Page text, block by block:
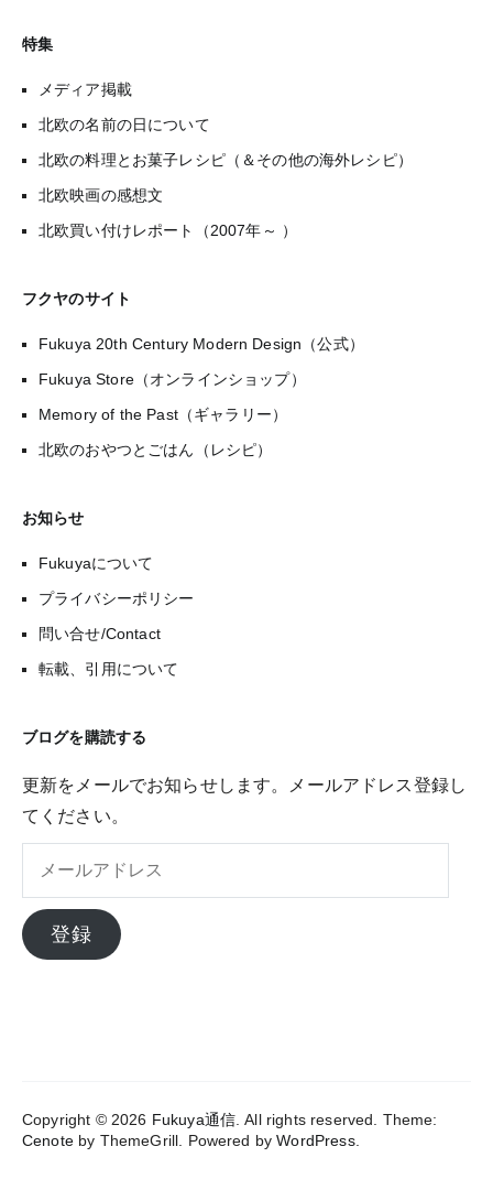
特集
メディア掲載
北欧の名前の日について
北欧の料理とお菓子レシピ（＆その他の海外レシピ）
北欧映画の感想文
北欧買い付けレポート（2007年～ ）
フクヤのサイト
Fukuya 20th Century Modern Design（公式）
Fukuya Store（オンラインショップ）
Memory of the Past（ギャラリー）
北欧のおやつとごはん（レシピ）
お知らせ
Fukuyaについて
プライバシーポリシー
問い合せ/Contact
転載、引用について
ブログを購読する
更新をメールでお知らせします。メールアドレス登録し
てください。
ル
ア
登録
Copyright © 2026 Fukuya通信 . All rights reserved. Theme:
Cenoteby ThemeGrill. Powered byWordPress.